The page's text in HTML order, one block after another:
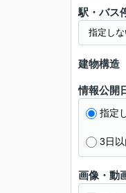
駅・バス
建物構造
情報公開
指定
3日以
画像・動